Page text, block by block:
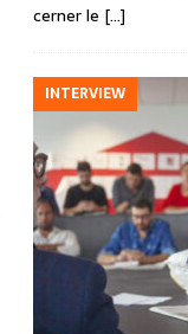
cerner le […]
INTERVIEW